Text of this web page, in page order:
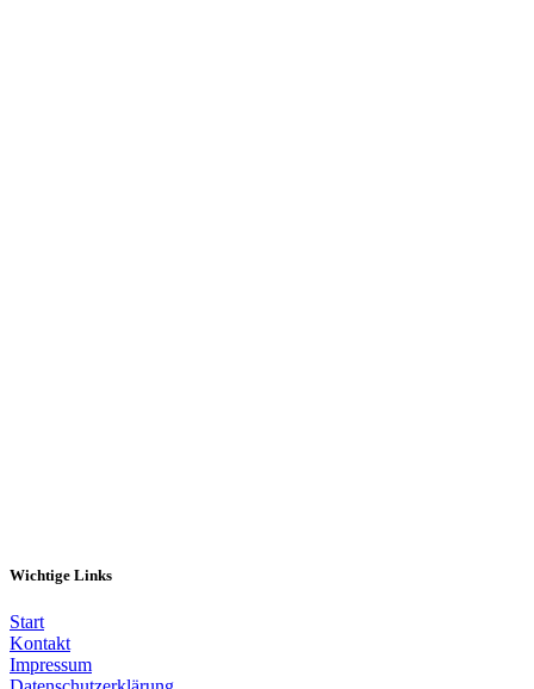
Wichtige Links
Start
Kontakt
Impressum